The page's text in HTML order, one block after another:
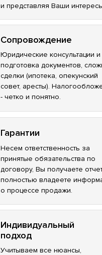
Юридические консультации и
подготовка документов,
сделки (ипотека, опекунский
совет, аресты).
- четко и понятно.
Сопровождение
Несем ответственность за
принятые обязательства по
договору, Вы получаете
полностью владеете
о процессе продажи.
Гарантии
и представляя Ваши
Учитываем все нюансы,
Индивидуальный
подход